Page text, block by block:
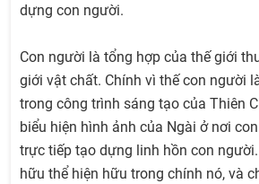
dựng con người.
Con người là tổng hợp của thế giới
giới vật chất. Chính vì thế con người
trong công trình sáng tạo của Thiên
biểu hiện hình ảnh của Ngài ở nơi
trực tiếp tạo dựng linh hồn con
hữu thể hiện hữu trong chính nó, và